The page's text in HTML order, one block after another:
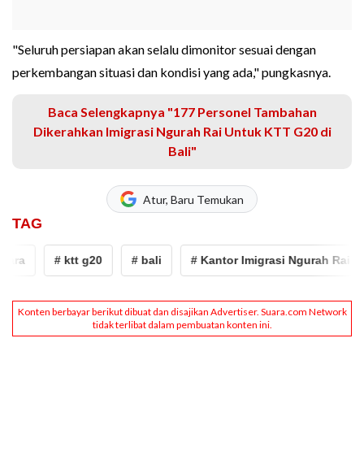
"Seluruh persiapan akan selalu dimonitor sesuai dengan
perkembangan situasi dan kondisi yang ada," pungkasnya.
Baca Selengkapnya "177 Personel Tambahan
Dikerahkan Imigrasi Ngurah Rai Untuk KTT G20 di
Bali"
Atur, Baru Temukan
TAG
# ktt g20 # bali # Kantor Imigrasi Ngurah Rai